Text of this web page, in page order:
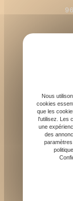
Nous
cookies
que les
l'utilisez. Les
une
des